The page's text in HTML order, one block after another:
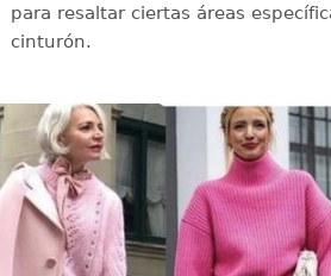
para resaltar ciertas áreas
cinturón.